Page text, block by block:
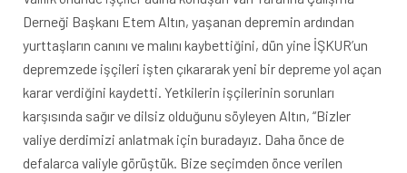
Derneği Başkanı Etem Altın, yaşanan depremin ardından
yurttaşların canını ve malını kaybettiğini, dün yine İŞKUR’un
depremzede işçileri işten çıkararak yeni bir depreme yol açan
karar verdiğini kaydetti. Yetkilerin işçilerinin sorunları
karşısında sağır ve dilsiz olduğunu söyleyen Altın, “Bizler
valiye derdimizi anlatmak için buradayız. Daha önce de
defalarca valiyle görüştük. Bize seçimden önce verilen